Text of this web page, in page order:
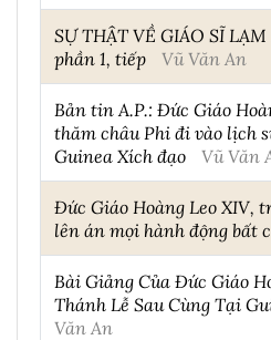
SỰ THẬT VỀ GIÁO SĨ
phần 1, tiếp
Vũ Văn An
Bản tin A.P.: Đức Giáo
thăm châu Phi đi vào lịch
Guinea Xích đạo
Vũ Văn
Đức Giáo Hoàng Leo XIV,
lên án mọi hành động bất
Bài Giảng Của Đức Giáo
Thánh Lễ Sau Cùng Tại
Văn An